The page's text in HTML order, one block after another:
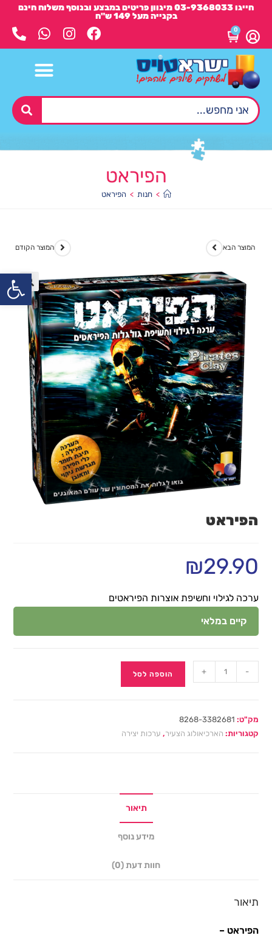
חייגו 03-9368033 מיגוון פריטים במבצע ובנוסף משלוח חינם
בקנייה מעל 149 ש"ח
0
הפיראט
> חנות > הפיראט
המוצר הקודם המוצר הבא
הפיראט
₪29.90
ערכה לגילוי וחשיפת אוצרות הפיראטים
קיים במלאי
-
+ הוספה לסל
מק"ט: 8268-3382681
קטגוריות: הארכיאולוג הצעיר, ערכות יצירה
תיאור
מידע נוסף
חוות דעת (0)
תיאור
הפיראט –